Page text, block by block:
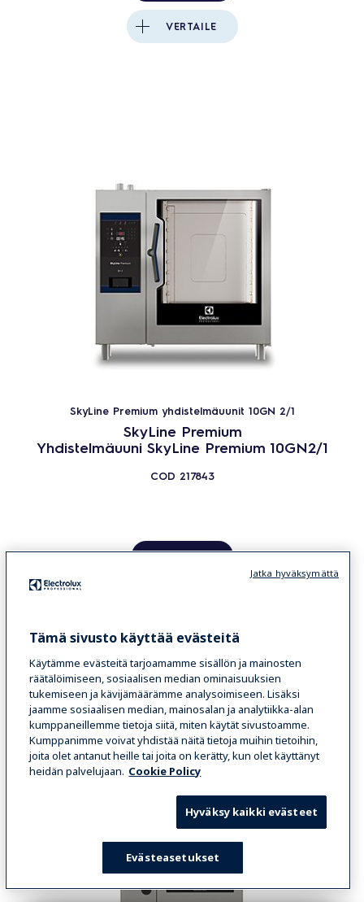
VERTAILE
SkyLine Premium yhdistelmäuunit 10GN 2/1
SkyLine Premium
Yhdistelmäuuni SkyLine Premium 10GN2/1
COD 217843
LUE LISÄÄ
Tämä sivusto käyttää evästeitä
Käytämme evästeitä tarjoamamme sisällön ja mainosten
räätälöimiseen, sosiaalisen median ominaisuuksien
tukemiseen ja kävijämäärämme analysoimiseen. Lisäksi
jaamme sosiaalisen median, mainosalan ja analytiikka-alan
kumppaneillemme tietoja siitä, miten käytät sivustoamme.
Kumppanimme voivat yhdistää näitä tietoja muihin tietoihin,
joita olet antanut heille tai joita on kerätty, kun olet käyttänyt
heidän palvelujaan. Cookie Policy
Hyväksy kaikki evästeet
Evästeasetukset
Jatka hyväksymättä